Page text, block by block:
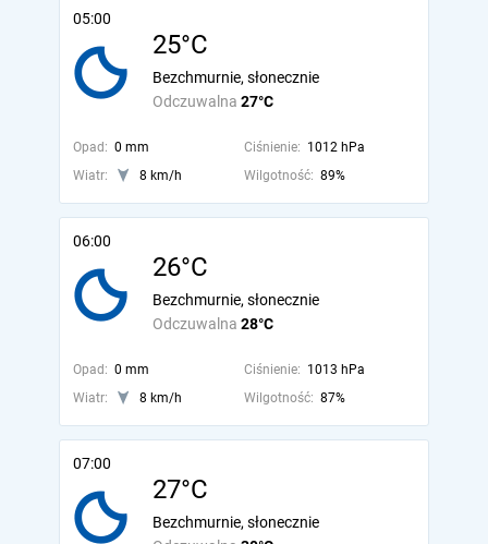
05:00
25°C
Odczuwalna 27°C
Bezchmurnie, słonecznie
Opad: 0 mm Ciśnienie: 1012 hPa
Wiatr:
8 km/h Wilgotność: 89%
06:00
26°C
Odczuwalna 28°C
Bezchmurnie, słonecznie
Opad: 0 mm Ciśnienie: 1013 hPa
Wiatr:
8 km/h Wilgotność: 87%
07:00
27°C
Bezchmurnie, słonecznie